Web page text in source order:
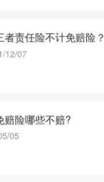
者责任险不计免赔险？
12/07
赔险哪些不赔?
05